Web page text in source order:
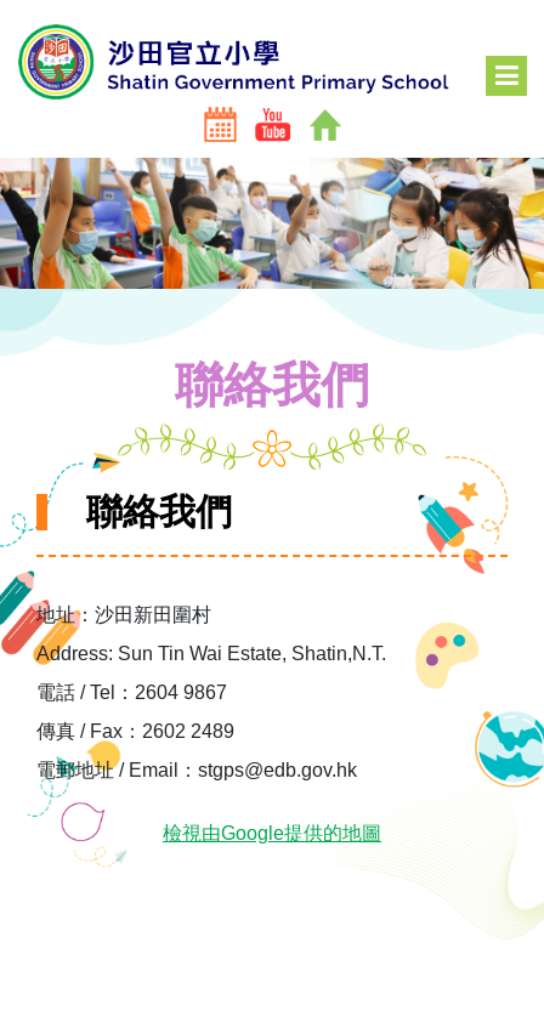
聯絡我們
聯絡我們
地址：沙田新田圍村
Address: Sun Tin Wai Estate, Shatin,N.T.
電話 / Tel：2604 9867
傳真 / Fax：2602 2489
電郵地址 / Email：stgps@edb.gov.hk
檢視由Google提供的地圖